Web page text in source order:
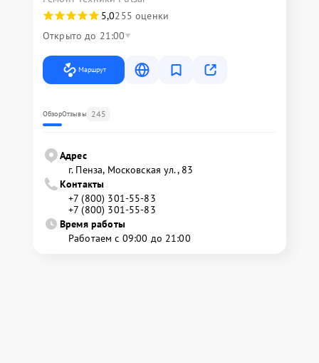
5,0255 оценки
Открыто до 21:00
Маршрут
ОбзорОтзывы 245
Адрес
г. Пенза, Московская ул., 83
Контакты
+7 (800) 301-55-83
+7 (800) 301-55-83
Время работы
Работаем с 09:00 до 21:00